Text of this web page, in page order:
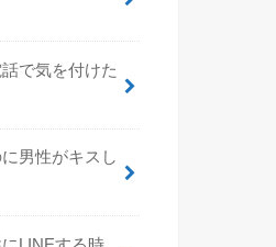
で気を付けた
男性がキスし